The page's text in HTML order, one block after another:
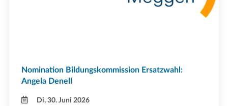
Nomination Bildungskommission Ersatzwahl:
Angela Denell
Di, 30. Juni 2026